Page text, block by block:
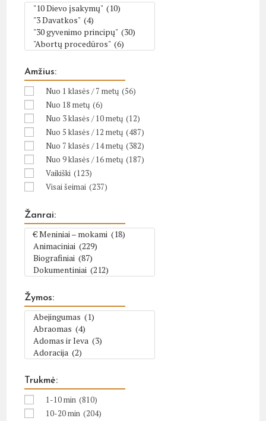
Amžius:
Nuo 1 klasės / 7 metų (56)
Nuo 18 metų (6)
Nuo 3 klasės / 10 metų (12)
Nuo 5 klasės / 12 metų (487)
Nuo 7 klasės / 14 metų (382)
Nuo 9 klasės / 16 metų (187)
Vaikiški (123)
Visai šeimai (237)
Žanrai:
Žymos:
Trukmė:
1-10 min (810)
10-20 min (204)